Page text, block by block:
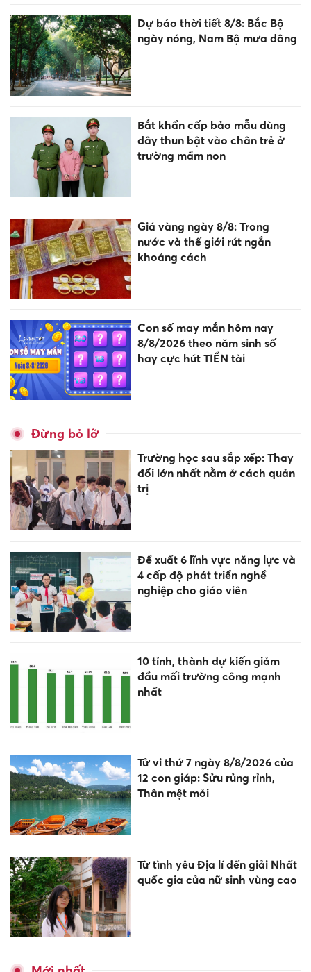
Dự báo thời tiết 8/8: Bắc Bộ
ngày nóng, Nam Bộ mưa dông
Bắt khẩn cấp bảo mẫu dùng
dây thun bật vào chân trẻ ở
trường mầm non
Giá vàng ngày 8/8: Trong
nước và thế giới rút ngắn
khoảng cách
Con số may mắn hôm nay
8/8/2026 theo năm sinh số
hay cực hút TIỀN tài
Đừng bỏ lỡ
Trường học sau sắp xếp: Thay
đổi lớn nhất nằm ở cách quản
trị
Đề xuất 6 lĩnh vực năng lực và
4 cấp độ phát triển nghề
nghiệp cho giáo viên
10 tỉnh, thành dự kiến giảm
đầu mối trường công mạnh
nhất
Tử vi thứ 7 ngày 8/8/2026 của
12 con giáp: Sửu rủng rỉnh,
Thân mệt mỏi
Từ tình yêu Địa lí đến giải Nhất
quốc gia của nữ sinh vùng cao